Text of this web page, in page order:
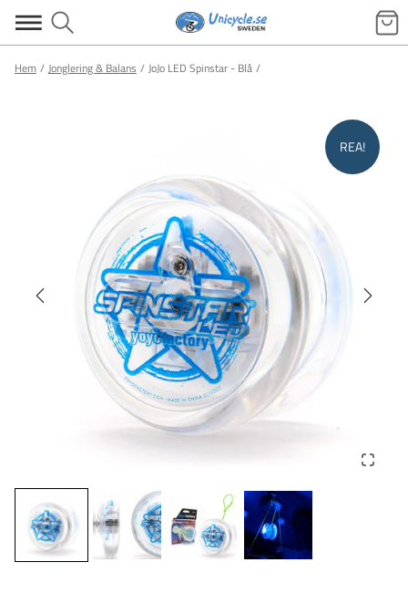
Hem Jonglering & Balans JoJo LED Spinstar - Blå
REA!